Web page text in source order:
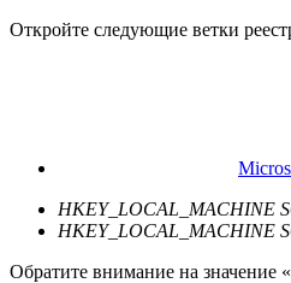
Откройте следующие ветки
HKEY_LOCAL_MACHINE
HKEY_LOCAL_MACHINE
Обратите внимание на значение